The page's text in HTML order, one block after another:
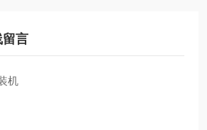
留言
机